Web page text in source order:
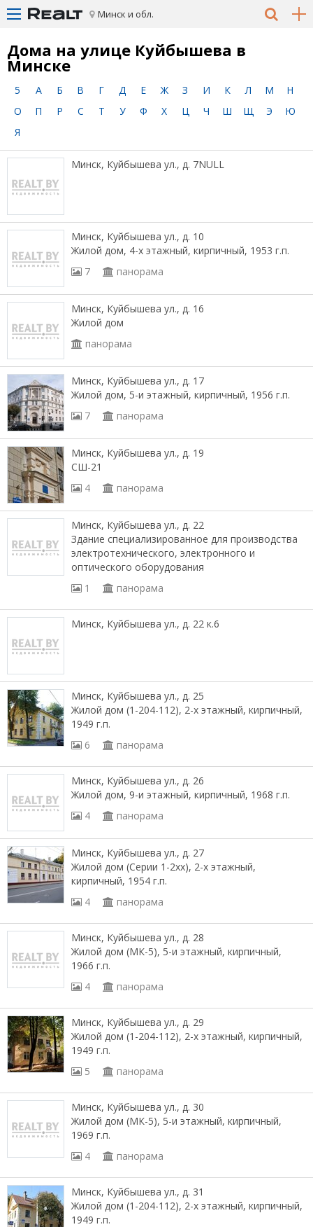
Минск и обл.
Дома на улице Куйбышева в
Минске
5 А Б В Г Д Е Ж З И К Л М
Н
О
П Р С Т У Ф Х Ц Ч Ш Щ Э
Ю
Я
Минск, Куйбышева ул., д. 7NULL
Минск, Куйбышева ул., д. 10
Жилой дом, 4-х этажный, кирпичный, 1953 г.п.
7
панорама
Минск, Куйбышева ул., д. 16
Жилой дом
панорама
Минск, Куйбышева ул., д. 17
Жилой дом, 5-и этажный, кирпичный, 1956 г.п.
7
панорама
Минск, Куйбышева ул., д. 19
СШ-21
4
панорама
Минск, Куйбышева ул., д. 22
Здание специализированное для производства
электротехнического, электронного и
оптического оборудования
1
панорама
Минск, Куйбышева ул., д. 22 к.6
Минск, Куйбышева ул., д. 25
Жилой дом (1-204-112), 2-х этажный, кирпичный,
1949 г.п.
6
панорама
Минск, Куйбышева ул., д. 26
Жилой дом, 9-и этажный, кирпичный, 1968 г.п.
4
панорама
Минск, Куйбышева ул., д. 27
Жилой дом (Серии 1-2хх), 2-х этажный,
кирпичный, 1954 г.п.
4
панорама
Минск, Куйбышева ул., д. 28
Жилой дом (МК-5), 5-и этажный, кирпичный,
1966 г.п.
4
панорама
Минск, Куйбышева ул., д. 29
Жилой дом (1-204-112), 2-х этажный, кирпичный,
1949 г.п.
5
панорама
Минск, Куйбышева ул., д. 30
Жилой дом (МК-5), 5-и этажный, кирпичный,
1969 г.п.
4
панорама
Минск, Куйбышева ул., д. 31
Жилой дом (1-204-112), 2-х этажный, кирпичный,
1949 г.п.